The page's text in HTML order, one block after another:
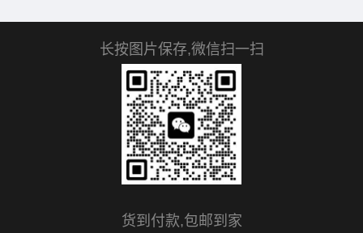
长按图片保存,微信扫一扫
货到付款,包邮到家